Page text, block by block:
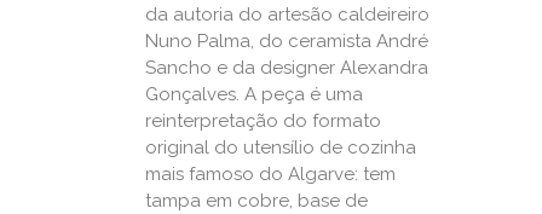
da autoria do artesão caldeireiro
Nuno Palma, do ceramista André
Sancho e da designer Alexandra
Gonçalves. A peça é uma
reinterpretação do formato
original do utensílio de cozinha
mais famoso do Algarve: tem
tampa em cobre, base de